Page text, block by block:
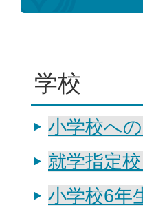
学校
小学校へ
就学指定
小学校6年